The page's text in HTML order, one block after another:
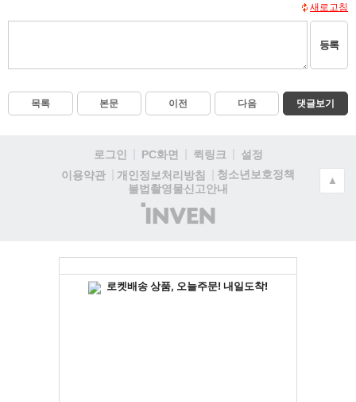
새로고침
등록
목록 본문 이전 다음 댓글보기
로그인 PC화면 퀵링크
설정
이용약관
개인정보처리방침
청소년보호정책
불법촬영물신고안내
(주)
인
▲